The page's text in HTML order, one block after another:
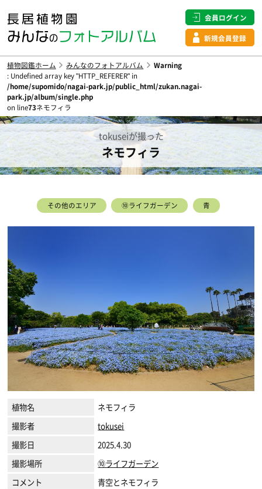
会員ログイン
新規会員登録
植物図鑑ホーム みんなのフォトアルバム
Warning
: Undefined array key "HTTP_REFERER" in
/home/supomido/nagai-park.jp/public_html/zukan.nagai-
park.jp/album/single.php
on line73ネモフィラ
tokuseiが撮った
ネモフィラ
その他のエリア ⑩ライフガーデン 青
植物名
ネモフィラ
撮影者
tokusei
撮影日
2025.4.30
撮影場所
⑩ライフガーデン
コメント
青空とネモフィラ